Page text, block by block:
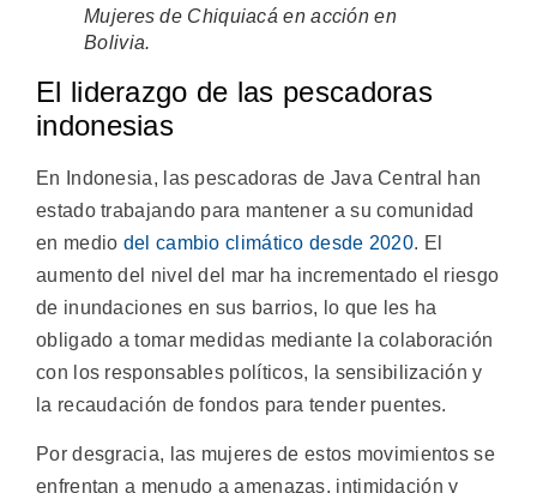
Mujeres de Chiquiacá en acción en
Bolivia.
El liderazgo de las pescadoras
indonesias
En Indonesia, las pescadoras de Java Central han
estado trabajando para mantener a su comunidad
en medio del cambio climático desde 2020. El
aumento del nivel del mar ha incrementado el riesgo
de inundaciones en sus barrios, lo que les ha
obligado a tomar medidas mediante la colaboración
con los responsables políticos, la sensibilización y
la recaudación de fondos para tender puentes.
Por desgracia, las mujeres de estos movimientos se
enfrentan a menudo a amenazas, intimidación y